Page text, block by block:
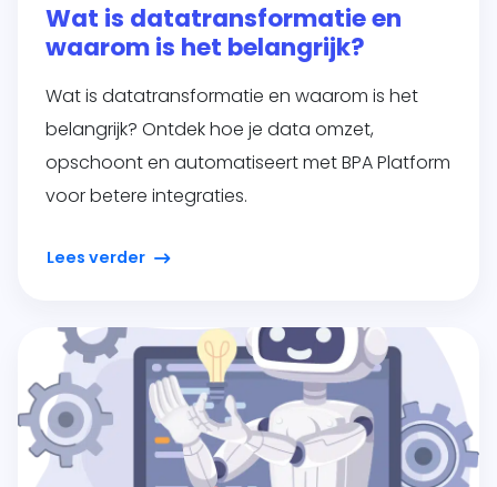
Wat is datatransformatie en
waarom is het belangrijk?
Wat is datatransformatie en waarom is het
belangrijk? Ontdek hoe je data omzet,
opschoont en automatiseert met BPA Platform
voor betere integraties.
Lees verder